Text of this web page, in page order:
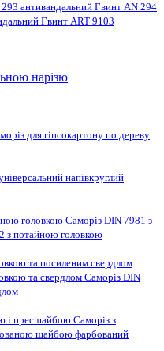
антивандальнийГвинт AN 294
Гвинт ART 9103
нарізю
для гіпсокартону по дереву
напівкруглий
головкою Саморіз DIN 7981 з
з потайною головкою
та посиленим свердлом
та свердлом Саморіз DIN
і пресшайбою Саморіз з
шайбою фарбований